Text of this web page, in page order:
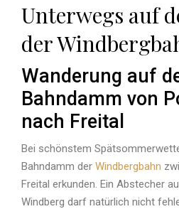
Unterwegs auf
der
Wanderung auf
Bahndamm von
nach Freital
Bei schönstem
Bahndamm der Windbergbahn
Freital erkunden. Ein Abstecher
Windberg darf natürlich nicht